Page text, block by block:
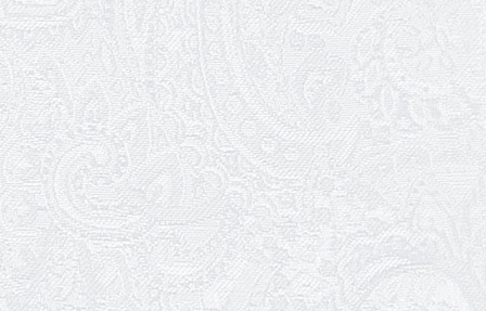
17.03.2026
Зелене світло твого дозвілля
11.03.2026
Результати конкурсу
10.03.2026
Ювілей Тетяни Хамітової
03.03.2026
Ювілей Сергія Богаченка
02.03.2026